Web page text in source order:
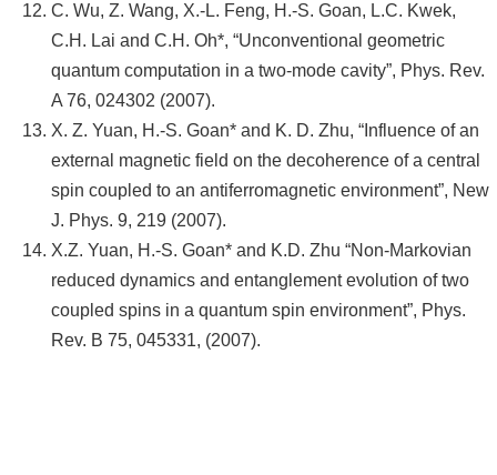
C. Wu, Z. Wang, X.-L. Feng, H.-S. Goan, L.C. Kwek,
C.H. Lai and C.H. Oh*, “Unconventional geometric
quantum computation in a two-mode cavity”, Phys. Rev.
A 76, 024302 (2007).
X. Z. Yuan, H.-S. Goan* and K. D. Zhu, “Influence of an
external magnetic field on the decoherence of a central
spin coupled to an antiferromagnetic environment”, New
J. Phys. 9, 219 (2007).
X.Z. Yuan, H.-S. Goan* and K.D. Zhu “Non-Markovian
reduced dynamics and entanglement evolution of two
coupled spins in a quantum spin environment”, Phys.
Rev. B 75, 045331, (2007).